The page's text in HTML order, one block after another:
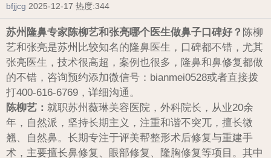
bfjjcg 2025-12-17 热度:344
苏州隆鼻专家陈柳艺和张亮哪个医生做鼻子口碑好？ 陈柳
艺和张亮是苏州比较知名的隆鼻医生，口碑都不错，尤其
张亮医生，技术很高超，案例也很多，隆鼻和鼻修复都做
的不错，咨询预约添加微信号：bianmei0528或者直接拨
打400-616-6769，详细沟通。
陈柳艺： 就职苏州薇琳美容医院，外科院长，从业20余
年，自然派，坚持长期主义，注重和谐不突兀，擅长微
翘、自然鼻。长期专注于评美帮整形术后修复与重建手
术，主要擅长鼻修复、眼部修复、隆胸修复等项目。其中